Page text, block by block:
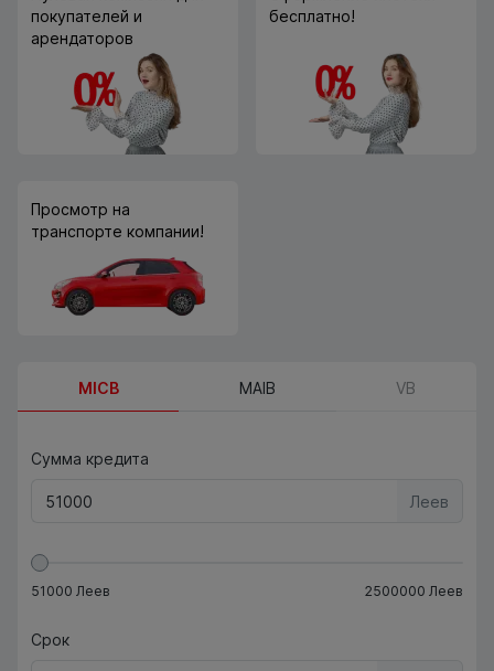
покупателей и
арендаторов
бесплатно!
Просмотр на
транспорте компании!
MICB MAIB VB
Сумма кредита
Леев
51000 Леев 2500000 Леев
Срок